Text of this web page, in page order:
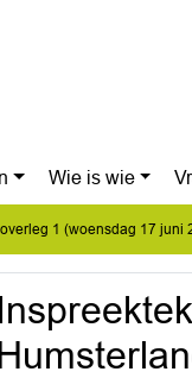
Wie is wie
1 (woensdag 17 juni